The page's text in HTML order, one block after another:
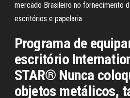
mercado Brasileiro no fornecimento
escritórios e papelaria.
Programa de
escritório
STAR® Nunca
objetos metálicos,